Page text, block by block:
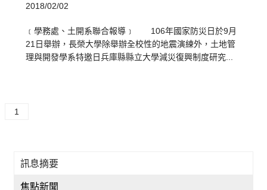
2018/02/02
﹝學務處、土開系聯合報導﹞ 106年國家防災日於9月
21日舉辦，長榮大學除舉辦全校性的地震演練外，土地管
理與開發學系特邀日兵庫縣縣立大學減災復興制度研究...
1
訊息摘要
焦點新聞